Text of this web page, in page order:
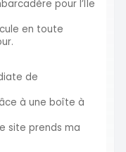
pour l’Île
en toute
de
à une boîte à
site prends ma